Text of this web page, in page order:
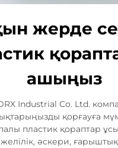
жерде
ашыңыз
Industrial Co. Ltd.
қорғауға
пластик қораптар
желілік, әскери,